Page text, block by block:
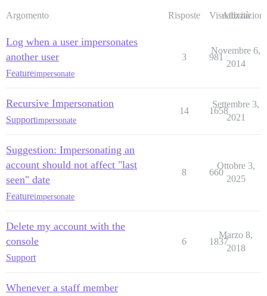
Argomento Risposte Visualizzazioni
Attività
Log when a user impersonates
another user
Featureimpersonate
3 981
Novembre 6,
2014
Recursive Impersonation
Supportimpersonate
14 1658
Settembre 3,
2021
Suggestion: Impersonating an
account should not affect "last
seen" date
Featureimpersonate
8 660
Ottobre 3,
2025
Delete my account with the
console
Support
6 1837
Marzo 8,
2018
Whenever a staff member